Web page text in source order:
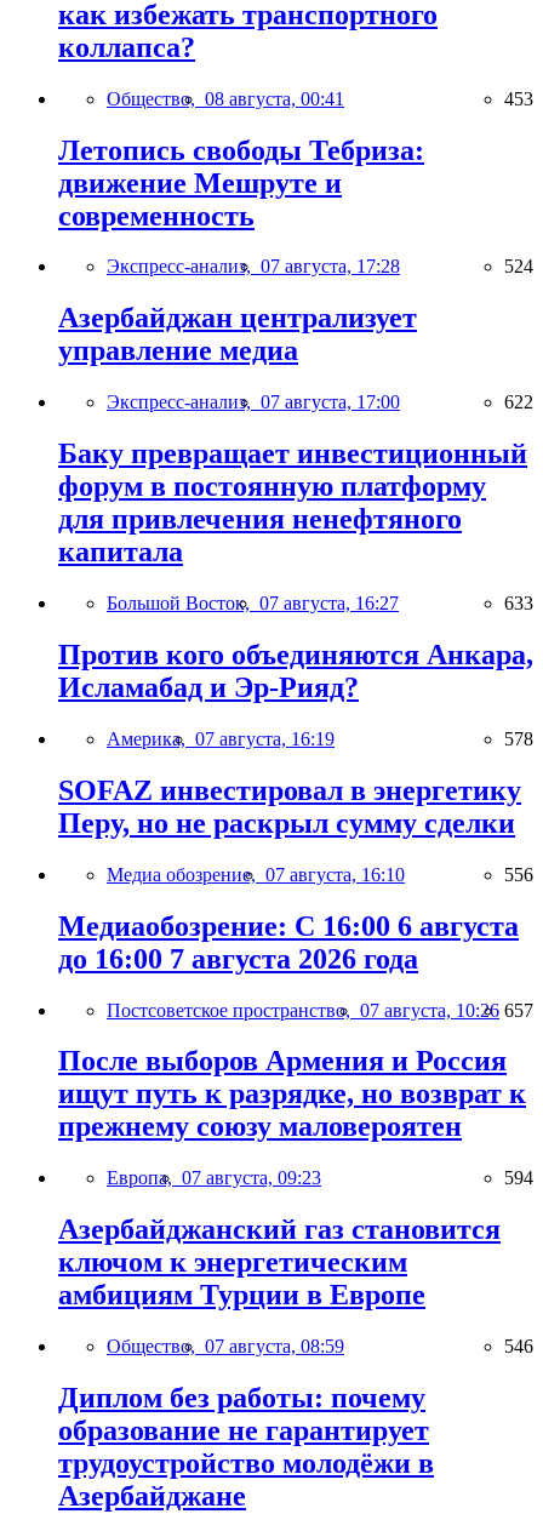
как избежать транспортного
коллапса?
Общество, 08 августа, 00:41 453
Летопись свободы Тебриза:
движение Мешруте и
современность
Экспресс-анализ, 07 августа, 17:28 524
Азербайджан централизует
управление медиа
Экспресс-анализ, 07 августа, 17:00 622
Баку превращает инвестиционный
форум в постоянную платформу
для привлечения ненефтяного
капитала
Большой Восток, 07 августа, 16:27 633
Против кого объединяются Анкара,
Исламабад и Эр-Рияд?
Америка, 07 августа, 16:19 578
SOFAZ инвестировал в энергетику
Перу, но не раскрыл сумму сделки
Медиа обозрение, 07 августа, 16:10 556
Медиаобозрение: С 16:00 6 августа
до 16:00 7 августа 2026 года
Постсоветское пространство, 07 августа, 10:26 657
После выборов Армения и Россия
ищут путь к разрядке, но возврат к
прежнему союзу маловероятен
Европа, 07 августа, 09:23 594
Азербайджанский газ становится
ключом к энергетическим
амбициям Турции в Европе
Общество, 07 августа, 08:59 546
Диплом без работы: почему
образование не гарантирует
трудоустройство молодёжи в
Азербайджане